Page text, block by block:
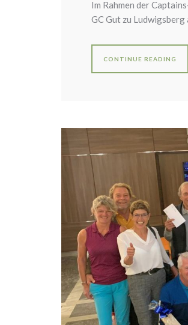
Im Rahmen der
GC Gut zu Ludwigsberg
CONTINUE READING